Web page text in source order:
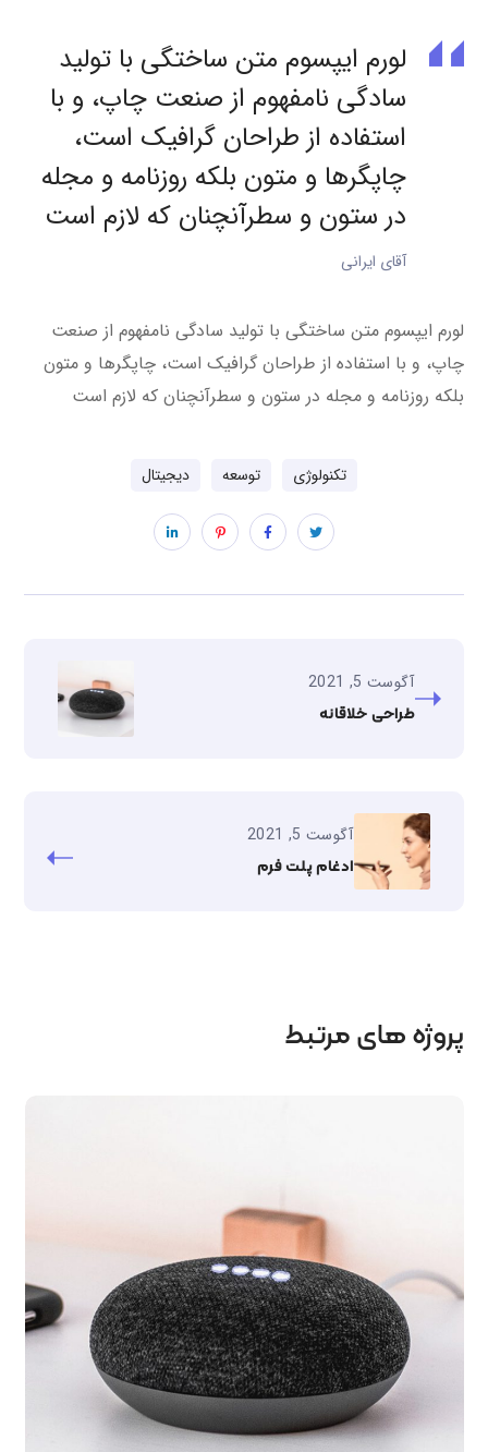
لورم ایپسوم متن ساختگی با تولید
سادگی نامفهوم از صنعت چاپ، و با
استفاده از طراحان گرافیک است،
چاپگرها و متون بلکه روزنامه و مجله
در ستون و سطرآنچنان که لازم است
آقای ایرانی
لورم ایپسوم متن ساختگی با تولید سادگی نامفهوم از صنعت
چاپ، و با استفاده از طراحان گرافیک است، چاپگرها و متون
بلکه روزنامه و مجله در ستون و سطرآنچنان که لازم است
تکنولوژی توسعه دیجیتال
آگوست 5, 2021
طراحی خلاقانه
آگوست 5, 2021
ادغام پلت فرم
پروژه های مرتبط